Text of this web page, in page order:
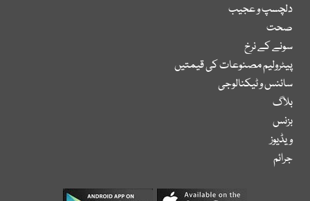
دلچسپ و عجیب
صحت
سونے کے نرخ
پیٹرولیم مصنوعات کی قیمتیں
سائنس و ٹیکنالوجی
بلاگ
بزنس
ویڈیوز
جرائم